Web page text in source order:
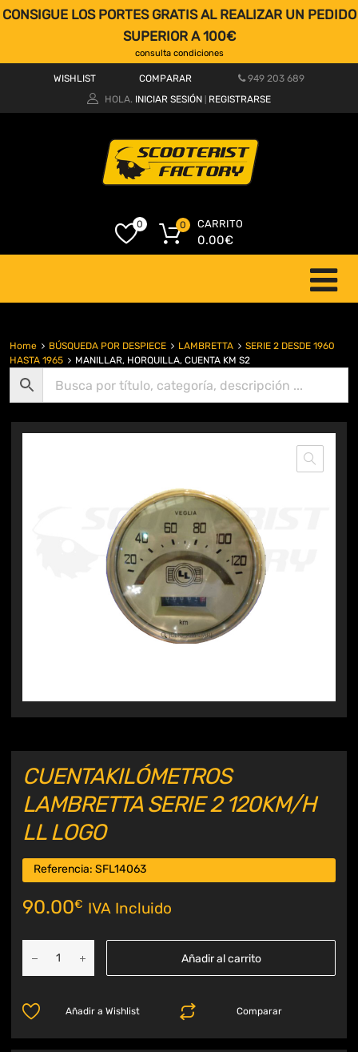
CONSIGUE LOS PORTES GRATIS AL REALIZAR UN PEDIDO
SUPERIOR A 100€
consulta condiciones
WISHLIST COMPARAR
949 203 689
HOLA. INICIAR SESIÓN REGISTRARSE
0 CARRITO
0.00€
0
Home BÚSQUEDA POR DESPIECE LAMBRETTA
SERIE 2 DESDE 1960
HASTA 1965
MANILLAR, HORQUILLA, CUENTA KM S2
CUENTAKILÓMETROS
LAMBRETTA SERIE 2 120KM/H
LL LOGO
Referencia: SFL14063
90.00€ IVA Incluido
Añadir al carrito
Comparar
Añadir a Wishlist